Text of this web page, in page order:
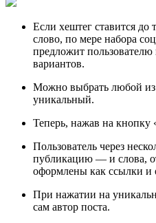
Если хештег ставится до
слово, по мере набора
предложит
вариантов.
Можно выбрать любой из
уникальный.
Теперь, нажав на кнопку
Пользователь через
публикацию — и слова,
оформлены как ссылки и
При нажатии на
сам автор поста.